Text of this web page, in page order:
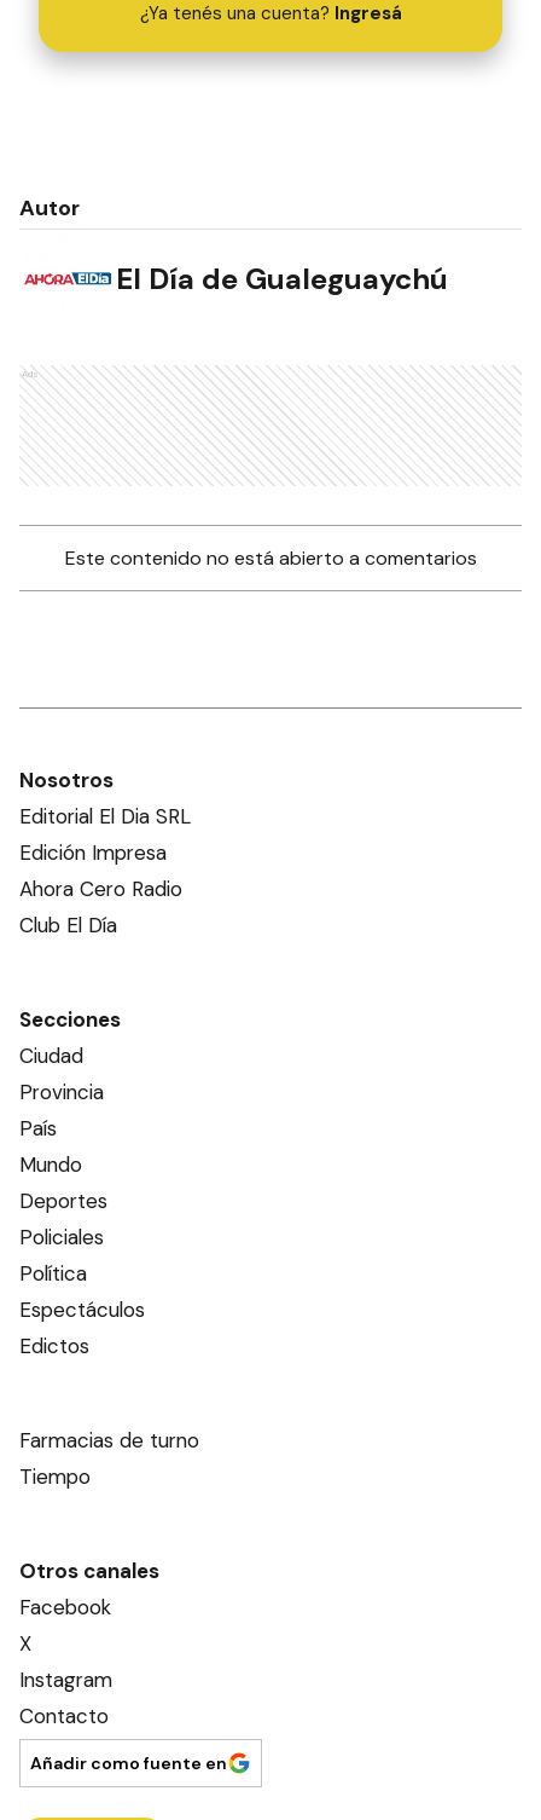
¿Ya tenés una cuenta? Ingresá
Autor
El Día de Gualeguaychú
Ads
Este contenido no está abierto a comentarios
Nosotros
Editorial El Dia SRL
Edición Impresa
Ahora Cero Radio
Club El Día
Secciones
Ciudad
Provincia
País
Mundo
Deportes
Policiales
Política
Espectáculos
Edictos
Farmacias de turno
Tiempo
Otros canales
Facebook
X
Instagram
Contacto
Añadir como fuente en